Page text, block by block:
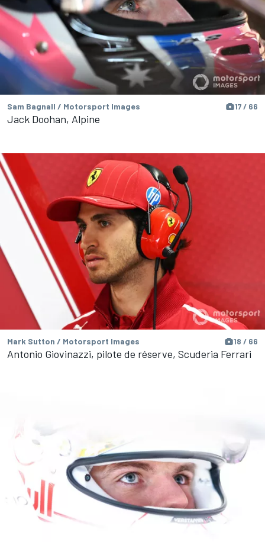
Sam Bagnall / Motorsport Images 17 / 66
Jack Doohan, Alpine
Mark Sutton / Motorsport Images 18 / 66
Antonio Giovinazzi, pilote de réserve, Scuderia Ferrari